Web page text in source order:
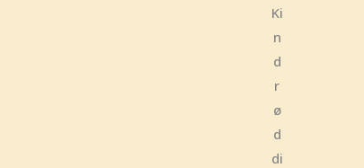
Ki
n
d
r
ø
d
di